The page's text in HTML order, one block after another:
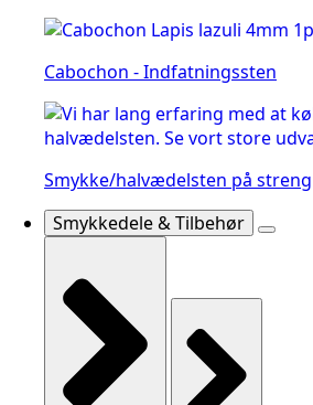
Cabochon - Indfatningssten
Smykke/halvædelsten på streng
Smykkedele & Tilbehør